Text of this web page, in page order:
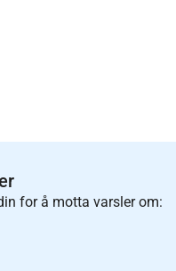
for å motta varsler om: